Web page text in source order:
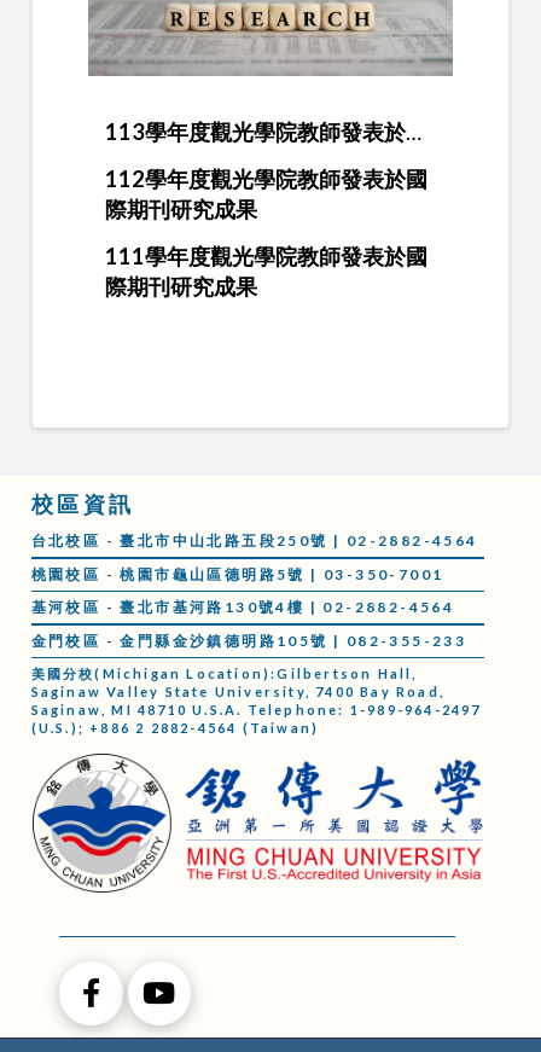
113學年度觀光學院教師發表於國際期刊研究成果
112學年度觀光學院教師發表於國
際期刊研究成果
111學年度觀光學院教師發表於國
際期刊研究成果
校區資訊
台北校區 - 臺北市中山北路五段250號 | 02-2882-4564
桃園校區 - 桃園市龜山區德明路5號 | 03-350-7001
基河校區 - 臺北市基河路130號4樓 | 02-2882-4564
金門校區 - 金門縣金沙鎮德明路105號 | 082-355-233
美國分校(Michigan Location):Gilbertson Hall,
Saginaw Valley State University, 7400 Bay Road,
Saginaw, MI 48710 U.S.A. Telephone: 1-989-964-2497
(U.S.); +886 2 2882-4564 (Taiwan)